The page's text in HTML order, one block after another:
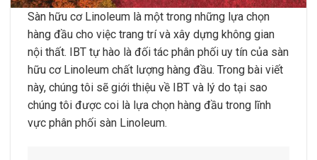
Sàn hữu cơ Linoleum là một trong những lựa chọn
hàng đầu cho việc trang trí và xây dựng không gian
nội thất. IBT tự hào là đối tác phân phối uy tín của sàn
hữu cơ Linoleum chất lượng hàng đầu. Trong bài viết
này, chúng tôi sẽ giới thiệu về IBT và lý do tại sao
chúng tôi được coi là lựa chọn hàng đầu trong lĩnh
vực phân phối sàn Linoleum.